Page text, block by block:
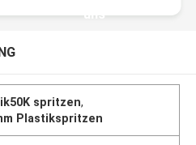
uns
spritzen,
Plastikspritzen